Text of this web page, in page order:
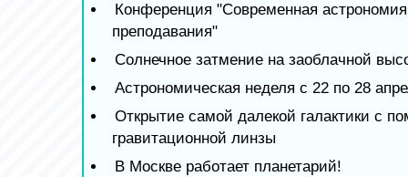
Конференция "Современная
преподавания"
Солнечное затмение на заоблачной
Астрономическая неделя с 22 по 28
Открытие самой далекой галактики с
гравитационной линзы
В Москве работает планетарий!